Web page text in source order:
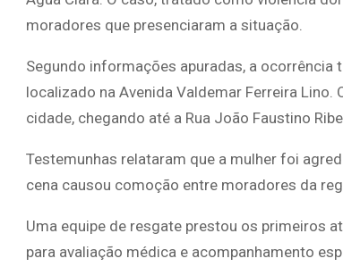
moradores que presenciaram a situação.
Segundo informações apuradas, a
localizado na Avenida Valdemar Ferreira
cidade, chegando até a Rua João Faustino
Testemunhas relataram que a mulher foi
cena causou comoção entre moradores da
Uma equipe de resgate prestou os primeiros
para avaliação médica e acompanhamento